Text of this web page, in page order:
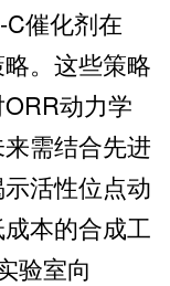
催化剂在
。这些策略
动力学
需结合先进
活性位点动
本的合成工
验室向